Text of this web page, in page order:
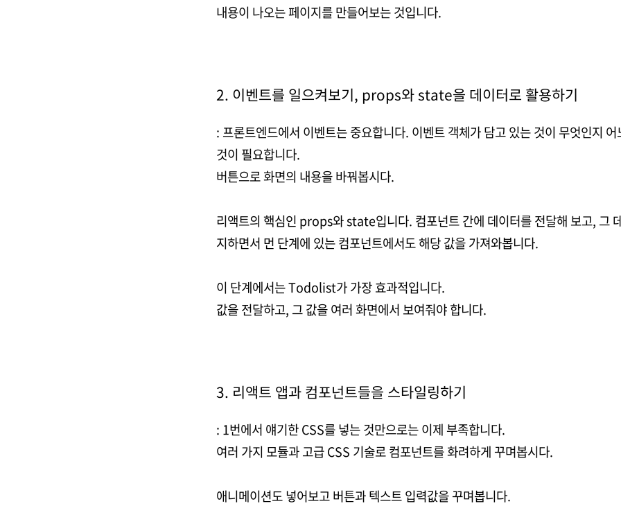
내용이 나오는 페이지를 만들어보는 것입니다.
2. 이벤트를 일으켜보기, props와 state을 데이터로 활용하기
: 프론트엔드에서 이벤트는 중요합니다. 이벤트 객체가 담고 있는 것이 무엇인지
것이 필요합니다.
버튼으로 화면의 내용을 바꿔봅시다.
리액트의 핵심인 props와 state입니다. 컴포넌트 간에 데이터를 전달해 보고, 그
지하면서 먼 단계에 있는 컴포넌트에서도 해당 값을 가져와봅니다.
이 단계에서는 Todolist가 가장 효과적입니다.
값을 전달하고, 그 값을 여러 화면에서 보여줘야 합니다.
3. 리액트 앱과 컴포넌트들을 스타일링하기
: 1번에서 얘기한 CSS를 넣는 것만으로는 이제 부족합니다.
여러 가지 모듈과 고급 CSS 기술로 컴포넌트를 화려하게 꾸며봅시다.
애니메이션도 넣어보고 버튼과 텍스트 입력값을 꾸며봅니다.